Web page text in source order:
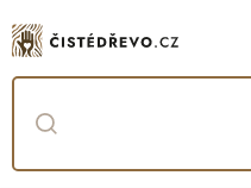
na
obsah